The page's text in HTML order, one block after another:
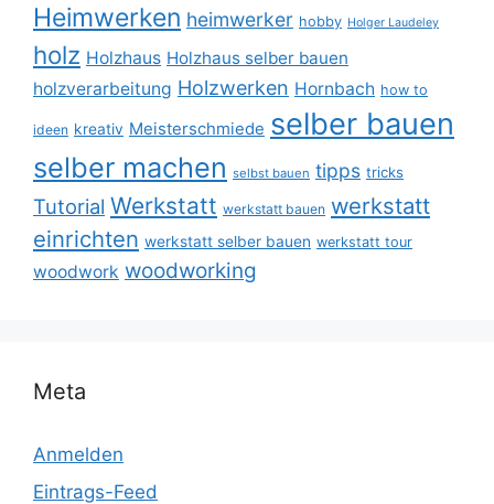
Heimwerken heimwerker hobby Holger Laudeley
holz Holzhaus Holzhaus selber bauen
holzverarbeitung Holzwerken Hornbach how to
ideen kreativ Meisterschmiede selber bauen
selber machen selbst bauen tipps tricks
Tutorial Werkstatt werkstatt bauen werkstatt
einrichten werkstatt selber bauen werkstatt tour
woodwork woodworking
Meta
Anmelden
Eintrags-Feed